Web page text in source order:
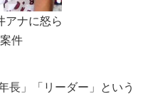
アナに怒ら
件
長」「リーダー」という